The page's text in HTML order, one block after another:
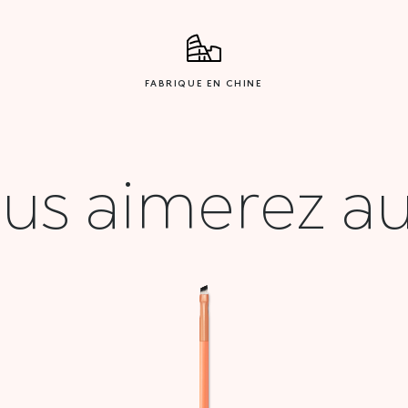
FABRIQUE EN CHINE
aimerez